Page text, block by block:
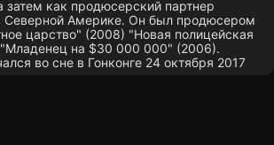
как продюсерский партнер
Северной Америке. Он был продюсером
царство" (2008) "Новая полицейская
на $30 000 000" (2006).
во сне в Гонконге 24 октября 2017